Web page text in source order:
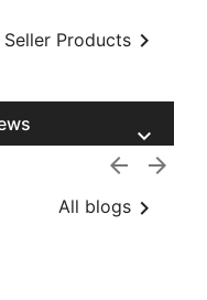
Seller Products 



All blogs 